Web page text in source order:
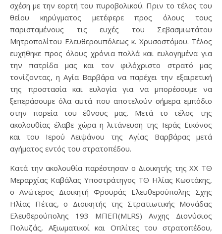
σχέση με την εορτή του πυροβολικού. Πριν το τέλος του
θείου κηρύγματος μετέφερε προς όλους τους
παρισταμένους τις ευχές του Σεβασμιωτάτου
Μητροπολίτου Ελευθερουπόλεως κ. Χρυσοστόμου. Τέλος
ευχήθηκε προς όλους χρόνια πολλά και ευλογημένα για
την πατρίδα μας και τον φιλόχριστο στρατό μας
τονίζοντας, η Αγία Βαρβάρα να παρέχει την εξαιρετική
της προστασία και ευλογία για να μπορέσουμε να
ξεπεράσουμε όλα αυτά που αποτελούν σήμερα εμπόδιο
στην πορεία του έθνους μας. Μετά το τέλος της
ακολουθίας έλαβε χώρα η λιτάνευση της Ιεράς Εικόνος
και του Ιερού Λειψάνου της Αγίας Βαρβάρας μετά
αγήματος εντός του στρατοπέδου.
Κατά την ακολουθία παρέστησαν ο Διοικητής της ΧΧ ΤΘ
Μεραρχίας Καβάλας Υποστράτηγος ΤΘ Ηλίας Κωστάκης,
ο Ανώτερος Διοικητή Φρουράς Ελευθερούπολης Σχης
Ηλίας Πέτας, ο Διοικητής της Στρατιωτικής Μονάδας
Ελευθερούπολης 193 ΜΠΕΠ(MLRS) Ανχης Διονύσιος
Πολυζάς, Αξιωματικοί και Οπλίτες του στρατοπέδου,